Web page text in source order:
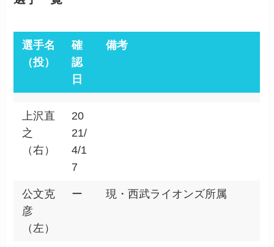
選手名
（投）
確
認
日
備考
上沢直
之
（右）
20
21/
4/1
7
公文克
彦
（左）
ー 現・西武ライオンズ所属